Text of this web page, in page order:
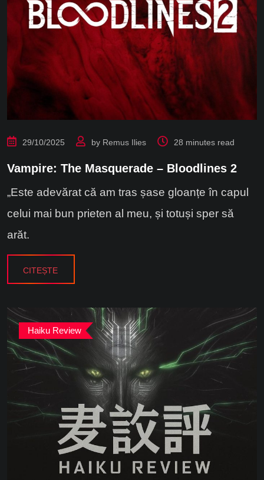
29/10/2025 by Remus Ilies 28 minutes read
Vampire: The Masquerade – Bloodlines 2
„Este adevărat că am tras șase gloanțe în capul
celui mai bun prieten al meu, și totuși sper să
arăt.
CITEȘTE
Haiku Review